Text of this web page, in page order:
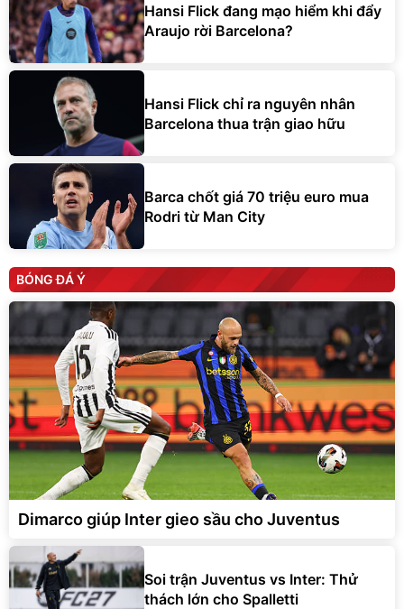
Hansi Flick đang mạo hiểm khi đẩy
Araujo rời Barcelona?
Hansi Flick chỉ ra nguyên nhân
Barcelona thua trận giao hữu
Barca chốt giá 70 triệu euro mua
Rodri từ Man City
BÓNG ĐÁ Ý
Dimarco giúp Inter gieo sầu cho Juventus
Soi trận Juventus vs Inter: Thử
thách lớn cho Spalletti